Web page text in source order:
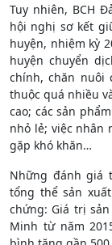
Tuy nhiên, BCH
hội nghị sơ kết
huyện, nhiệm kỳ
huyện chuyển
chính, chăn nuôi
thuộc quá nhiều
cao; các sản
nhỏ lẻ; việc nhân
gặp khó khăn…
Những đánh giá
tổng thể sản
chứng: Giá trị
Minh từ năm